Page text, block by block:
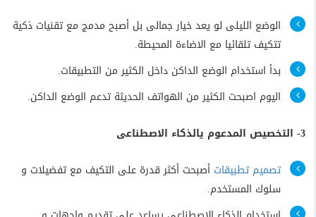
الوضع الليلى لو يعد خيار جمالى بل أصبح مدمج مع تقنيات ذكية
تتكيف تلقائيا مع الاضاءة المحيطة.
بدأ استخدام الوضع الداكن داخل الكثير من التطبيقات.
اليوم اصبحت الكثير من الهواتف الحديثة تدعم الوضع الداكن.
3- التخصيص المدعوم يالذكاء الاصطناعى
تصميم تطبيقات أصبحت أكثر قدرة على التكيف مع تفضيلات و
سلوك المستخدم.